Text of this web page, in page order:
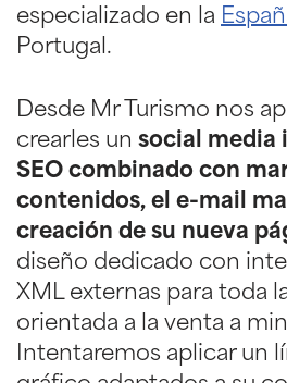
especializado en la
Portugal.
Desde Mr Turismo nos
crearles un social media
SEO combinado con
contenidos, el e-mail
creación de su nueva
diseño dedicado con
XML externas para toda
orientada a la venta a
Intentaremos aplicar un